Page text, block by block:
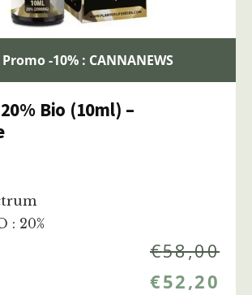
-10% : CANNANEWS
Bio (10ml) –
: 20%
€58,00
€52,20